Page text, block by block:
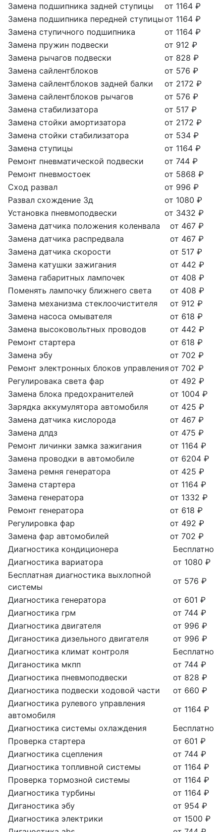
Замена подшипника задней ступицы
от 1164 ₽
Замена подшипника передней ступицыот 1164 ₽
Замена ступичного подшипника
от 1164 ₽
Замена пружин подвески
от 912 ₽
Замена рычагов подвески
от 828 ₽
Замена сайлентблоков
от 576 ₽
Замена сайлентблоков задней балки
от 2172 ₽
Замена сайлентблоков рычагов
от 576 ₽
Замена стабилизатора
от 517 ₽
Замена стойки амортизатора
от 2172 ₽
Замена стойки стабилизатора
от 534 ₽
Замена ступицы
от 1164 ₽
Ремонт пневматической подвески
от 744 ₽
Ремонт пневмостоек
от 5868 ₽
Сход развал
от 996 ₽
Развал схождение 3д
от 1080 ₽
Установка пневмоподвески
от 3432 ₽
Замена датчика положения коленвала
от 467 ₽
Замена датчика распредвала
от 467 ₽
Замена датчика скорости
от 517 ₽
Замена катушки зажигания
от 442 ₽
Замена габаритных лампочек
от 408 ₽
Поменять лампочку ближнего света
от 408 ₽
Замена механизма стеклоочистителя
от 912 ₽
Замена насоса омывателя
от 618 ₽
Замена высоковольтных проводов
от 442 ₽
Ремонт стартера
от 618 ₽
Замена эбу
от 702 ₽
Ремонт электронных блоков управленияот 702 ₽
Регулировака света фар
от 492 ₽
Замена блока предохранителей
от 1004 ₽
Зарядка аккумулятора автомобиля
от 425 ₽
Замена датчика кислорода
от 467 ₽
Замена дпдз
от 475 ₽
Ремонт личинки замка зажигания
от 1164 ₽
Замена проводки в автомобиле
от 6204 ₽
Замена ремня генератора
от 425 ₽
Замена стартера
от 1164 ₽
Замена генератора
от 1332 ₽
Ремонт генератора
от 618 ₽
Регулировка фар
от 492 ₽
Замена фар автомобилей
от 702 ₽
Диагностика кондиционера
Бесплатно
Диагностика вариатора
от 1080 ₽
Бесплатная диагностика выхлопной
системы
от 576 ₽
Диагностика генератора
от 601 ₽
Диагностика грм
от 744 ₽
Диагностика двигателя
от 996 ₽
Диганостика дизельного двигателя
от 996 ₽
Диагностика климат контроля
Бесплатно
Диганостика мкпп
от 744 ₽
Диагностика пневмоподвески
от 828 ₽
Диагностика подвески ходовой части
от 660 ₽
Диагностика рулевого управления
автомобиля
от 1164 ₽
Диагностика системы охлаждения
Бесплатно
Проверка стартера
от 601 ₽
Диагностика сцепления
от 744 ₽
Диагностика топливной системы
от 1164 ₽
Проверка тормозной системы
от 1164 ₽
Диагностика турбины
от 1164 ₽
Диганостика эбу
от 954 ₽
Диагностика электрики
от 1500 ₽